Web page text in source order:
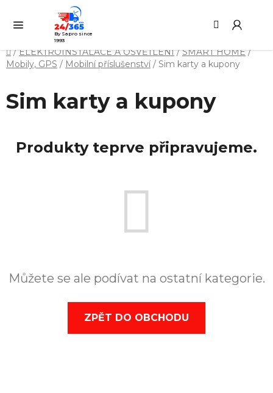
obsah
By Sapro since
1993
Domů
/ ELEKTROINSTALACE A OSVĚTLENÍ / SMART HOME /
Mobily, GPS / Mobilní příslušenství / Sim karty a kupony
Sim karty a kupony
Produkty teprve připravujeme.
Můžete se ale podívat na ostatní kategorie.
ZPĚT DO OBCHODU